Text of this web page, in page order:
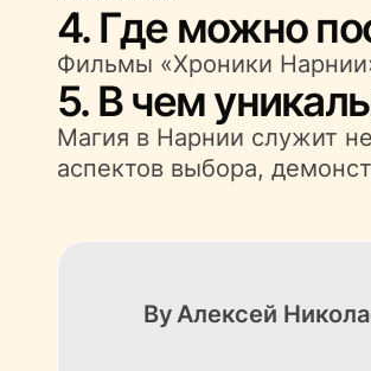
4. Где можно
Фильмы «Хроники
5. В чем
Магия в Нарнии служит
аспектов выбора,
ByАлексей